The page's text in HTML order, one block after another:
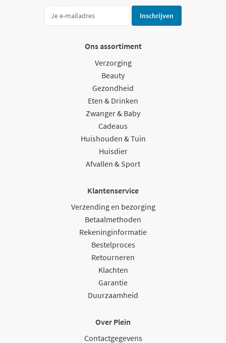
Inschrijven
Ons assortiment
Verzorging
Beauty
Gezondheid
Eten & Drinken
Zwanger & Baby
Cadeaus
Huishouden & Tuin
Huisdier
Afvallen & Sport
Klantenservice
Verzending en bezorging
Betaalmethoden
Rekeninginformatie
Bestelproces
Retourneren
Klachten
Garantie
Duurzaamheid
Over Plein
Contactgegevens